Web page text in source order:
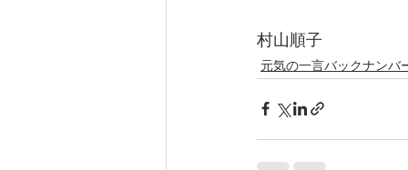
村山順子
元気の一言バックナンバ